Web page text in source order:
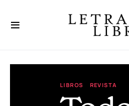
LIBROS REVISTA